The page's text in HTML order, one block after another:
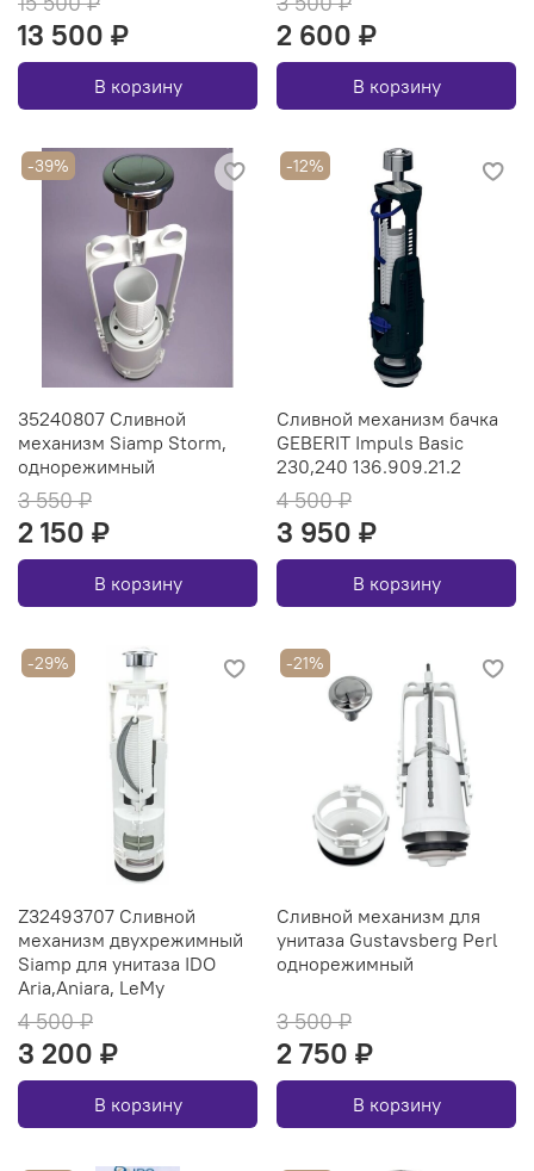
13 500 ₽
В корзину
2 600 ₽
В корзину
-39%
35240807 Сливной
механизм Siamp Storm,
однорежимный
3 550 ₽
2 150 ₽
В корзину
-12%
Сливной механизм бачка
GEBERIT Impuls Basic
230,240 136.909.21.2
4 500 ₽
3 950 ₽
В корзину
-29%
Z32493707 Сливной
механизм двухрежимный
Siamp для унитаза IDO
Aria,Aniara, LeMy
4 500 ₽
3 200 ₽
В корзину
-21%
Сливной механизм для
унитаза Gustavsberg Perl
однорежимный
3 500 ₽
2 750 ₽
В корзину